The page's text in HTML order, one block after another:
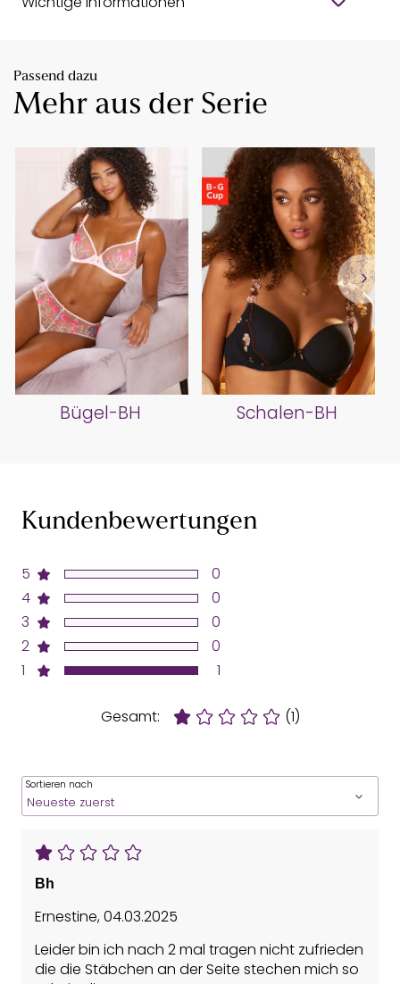
Passend dazu
Mehr aus der Serie
Bügel-BH Schalen-BH
Kundenbewertungen
5
4
3
2
1
0
0
0
0
1
Gesamt: (1)
Sortieren nach
Bh
Ernestine,04.03.2025
Leider bin ich nach 2 mal tragen nicht zufrieden
die die Stäbchen an der Seite stechen mich so